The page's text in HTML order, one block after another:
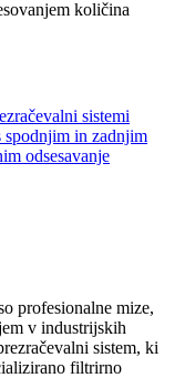
količina
sistemi
spodnjim in zadnjim
odsesavanje
profesionalne mize,
v industrijskih
sistem, ki
filtrirno